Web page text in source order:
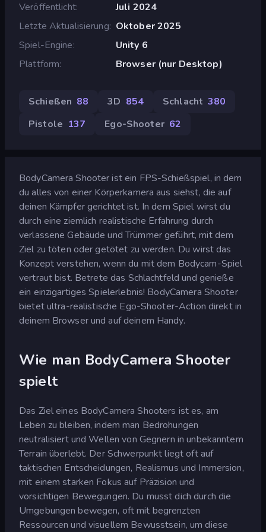
Veröffentlicht
Juli 2024
Letzte Aktualisierung Oktober 2025
Spiel-Engine
Unity 6
Plattform
Browser (nur Desktop)
Schießen 88 3D 854 Schlacht 380
Pistole 137 Ego-Shooter 62
BodyCamera Shooter ist ein FPS-Schießspiel, in dem
du alles von einer Körperkamera aus siehst, die auf
deinen Kämpfer gerichtet ist. In dem Spiel wirst du
durch eine ziemlich realistische Erfahrung durch
verlassene Gebäude und Trümmer geführt, mit dem
Ziel zu töten oder getötet zu werden. Du wirst das
Konzept verstehen, wenn du mit dem Bodycam-Spiel
vertraut bist. Betrete das Schlachtfeld und genieße
ein einzigartiges Spielerlebnis! BodyCamera Shooter
bietet ultra-realistische Ego-Shooter-Action direkt in
deinem Browser und auf deinem Handy.
Wie man BodyCamera Shooter
spielt
Das Ziel eines BodyCamera Shooters ist es, am
Leben zu bleiben, indem man Bedrohungen
neutralisiert und Wellen von Gegnern in unbekanntem
Terrain überlebt. Der Schwerpunkt liegt oft auf
taktischen Entscheidungen, Realismus und Immersion,
mit einem starken Fokus auf Präzision und
vorsichtigen Bewegungen. Du musst dich durch die
Umgebungen bewegen, oft mit begrenzten
Ressourcen und visuellem Bewusstsein, um diese